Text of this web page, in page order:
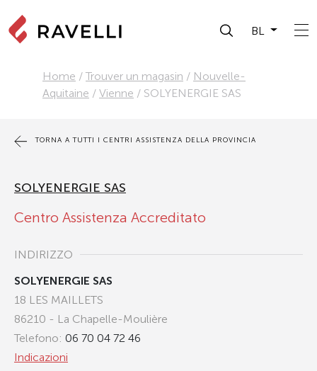
BL
Home / Trouver un magasin / Nouvelle-
Aquitaine / Vienne / SOLYENERGIE SAS
TORNA A TUTTI I CENTRI ASSISTENZA DELLA PROVINCIA
SOLYENERGIE SAS
Centro Assistenza Accreditato
INDIRIZZO
SOLYENERGIE SAS
18 LES MAILLETS
86210 - La Chapelle-Moulière
Telefono: 06 70 04 72 46
Indicazioni